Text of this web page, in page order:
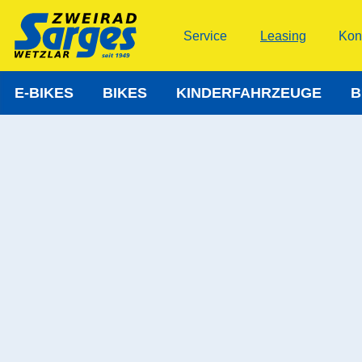
Service Leasing
E-BIKES BIKES KINDERFAHRZEUGE